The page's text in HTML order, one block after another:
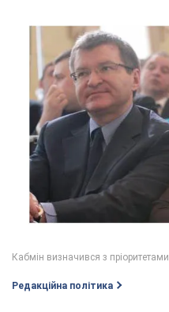
Редакційна політика